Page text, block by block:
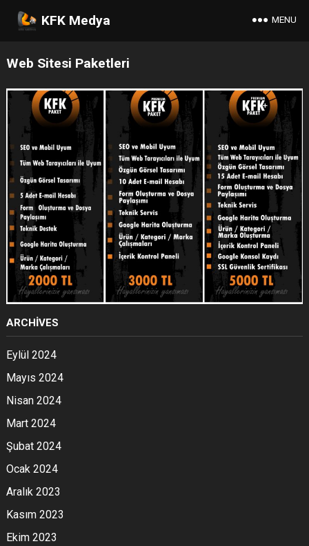
KFK Medya MENU
Web Sitesi Paketleri
ARCHIVES
Eylül 2024
Mayıs 2024
Nisan 2024
Mart 2024
Şubat 2024
Ocak 2024
Aralık 2023
Kasım 2023
Ekim 2023